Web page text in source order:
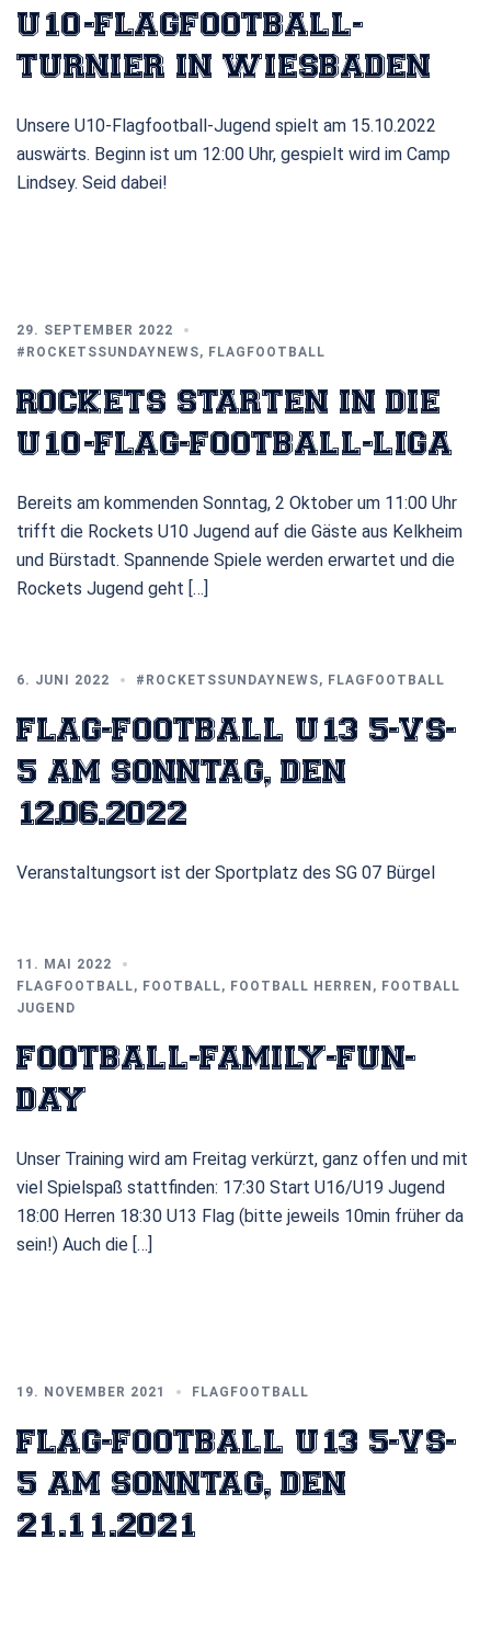
U10-FLAGFOOTBALL-
TURNIER IN WIESBADEN
Unsere U10-Flagfootball-Jugend spielt am 15.10.2022
auswärts. Beginn ist um 12:00 Uhr, gespielt wird im Camp
Lindsey. Seid dabei!
29. SEPTEMBER 2022
#ROCKETSSUNDAYNEWS, FLAGFOOTBALL
ROCKETS STARTEN IN DIE
U10-FLAG-FOOTBALL-LIGA
Bereits am kommenden Sonntag, 2 Oktober um 11:00 Uhr
trifft die Rockets U10 Jugend auf die Gäste aus Kelkheim
und Bürstadt. Spannende Spiele werden erwartet und die
Rockets Jugend geht […]
6. JUNI 2022 #ROCKETSSUNDAYNEWS, FLAGFOOTBALL
FLAG-FOOTBALL U13 5-VS-
5 AM SONNTAG, DEN
12.06.2022
Veranstaltungsort ist der Sportplatz des SG 07 Bürgel
11. MAI 2022
FLAGFOOTBALL, FOOTBALL, FOOTBALL HERREN , FOOTBALL
JUGEND
FOOTBALL-FAMILY-FUN-
DAY
Unser Training wird am Freitag verkürzt, ganz offen und mit
viel Spielspaß stattfinden: 17:30 Start U16/U19 Jugend
18:00 Herren 18:30 U13 Flag (bitte jeweils 10min früher da
sein!) Auch die […]
19. NOVEMBER 2021 FLAGFOOTBALL
FLAG-FOOTBALL U13 5-VS-
5 AM SONNTAG, DEN
21.11.2021